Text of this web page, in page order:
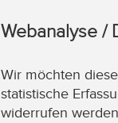
Webanalyse /
Wir möchten
statistische
widerrufen werden.